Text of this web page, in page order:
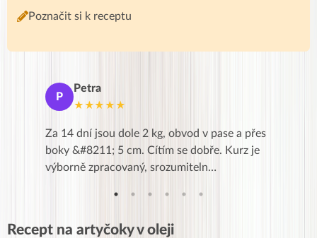
Poznačit si k receptu
P
Petra
★★★★★
Za 14 dní jsou dole 2 kg, obvod v pase a přes
boky &#8211; 5 cm. Cítím se dobře. Kurz je
výborně zpracovaný, srozumiteln…
Recept na artyčoky v oleji